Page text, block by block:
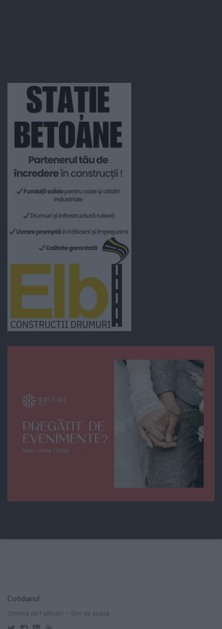
Cotidianul
Cronica de Falticeni – Știri de acasă